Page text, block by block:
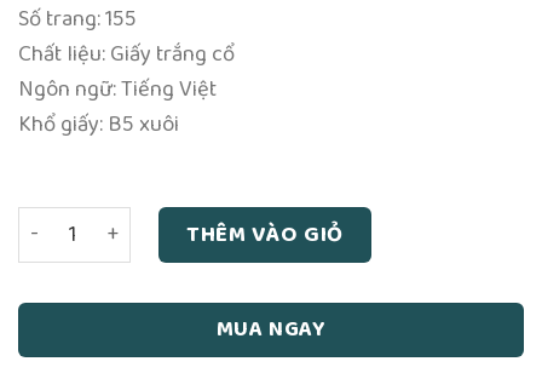
Số trang: 155
Chất liệu: Giấy trắng cổ
Ngôn ngữ: Tiếng Việt
Khổ giấy: B5 xuôi
Thái Công Binh Pháp (NXB Khai Trí 1967) - Khương Lữ
THÊM VÀO GIỎ
MUA NGAY